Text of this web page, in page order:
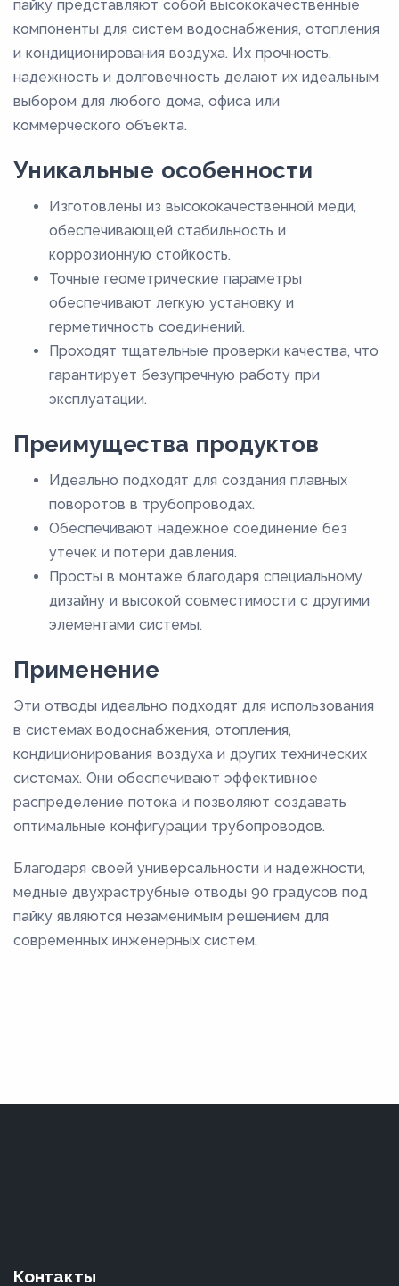
пайку представляют собой высококачественные
компоненты для систем водоснабжения, отопления
и кондиционирования воздуха. Их прочность,
надежность и долговечность делают их идеальным
выбором для любого дома, офиса или
коммерческого объекта.
Уникальные особенности
Изготовлены из высококачественной меди,
обеспечивающей стабильность и
коррозионную стойкость.
Точные геометрические параметры
обеспечивают легкую установку и
герметичность соединений.
Проходят тщательные проверки качества, что
гарантирует безупречную работу при
эксплуатации.
Преимущества продуктов
Идеально подходят для создания плавных
поворотов в трубопроводах.
Обеспечивают надежное соединение без
утечек и потери давления.
Просты в монтаже благодаря специальному
дизайну и высокой совместимости с другими
элементами системы.
Применение
Эти отводы идеально подходят для использования
в системах водоснабжения, отопления,
кондиционирования воздуха и других технических
системах. Они обеспечивают эффективное
распределение потока и позволяют создавать
оптимальные конфигурации трубопроводов.
Благодаря своей универсальности и надежности,
медные двухраструбные отводы 90 градусов под
пайку являются незаменимым решением для
современных инженерных систем.
Контакты